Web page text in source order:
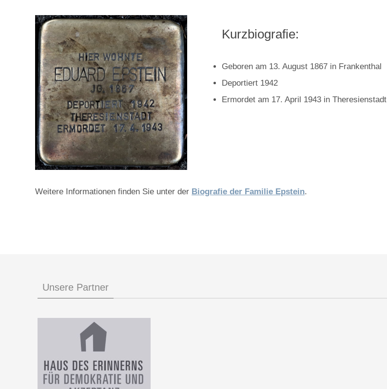
Kurzbiografie:
Geboren am 13. August 1867 in Frankenthal
Deportiert 1942
Ermordet am 17. April 1943 in Theresienstadt
Weitere Informationen finden Sie unter der Biografie der Familie Epstein.
Unsere Partner